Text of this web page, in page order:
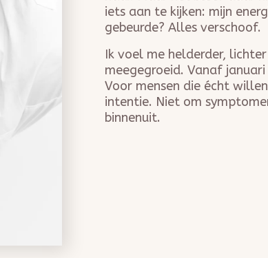
iets aan te kijken: mijn
gebeurde? Alles verschoof.
Ik voel me helderder,
meegegroeid. Vanaf
Voor mensen die écht
intentie. Niet om
binnenuit.